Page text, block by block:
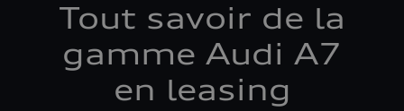
Tout savoir de la
gamme Audi A7
en leasing